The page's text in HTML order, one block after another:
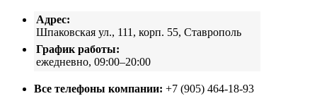
Адрес:
Шпаковская ул., 111, корп. 55, Ставрополь
График работы:
ежедневно, 09:00–20:00
Все телефоны компании: +7 (905) 464-18-93